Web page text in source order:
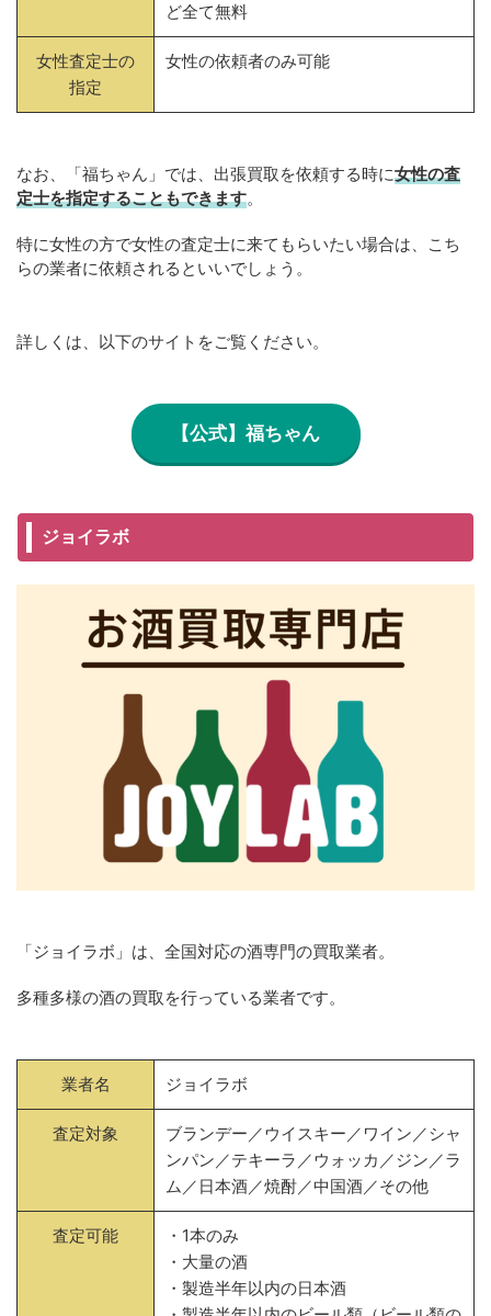
ど全て無料
女性査定士の
指定
女性の依頼者のみ可能
なお、「福ちゃん」では、出張買取を依頼する時に女性の査
定士を指定することもできます。
特に女性の方で女性の査定士に来てもらいたい場合は、こち
らの業者に依頼されるといいでしょう。
詳しくは、以下のサイトをご覧ください。
【公式】福ちゃん
ジョイラボ
「ジョイラボ」は、全国対応の酒専門の買取業者。
多種多様の酒の買取を行っている業者です。
業者名 ジョイラボ
査定対象
ブランデー／ウイスキー／ワイン／シャ
ンパン／テキーラ／ウォッカ／ジン／ラ
ム／日本酒／焼酎／中国酒／その他
査定可能
・1本のみ
・大量の酒
・製造半年以内の日本酒